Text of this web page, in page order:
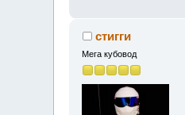
стигги
Мега кубовод